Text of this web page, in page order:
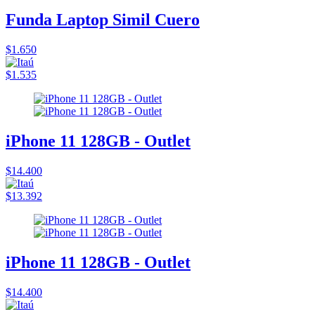
Funda Laptop Simil Cuero
$1.650
$1.535
iPhone 11 128GB - Outlet
$14.400
$13.392
iPhone 11 128GB - Outlet
$14.400